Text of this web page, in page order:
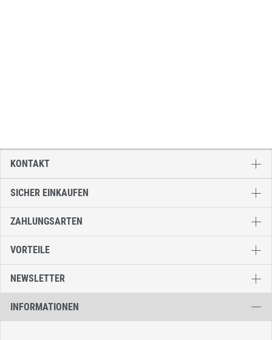
SICHER EINKAUFEN
ZAHLUNGSARTEN
VORTEILE
NEWSLETTER
INFORMATIONEN
KONTAKT